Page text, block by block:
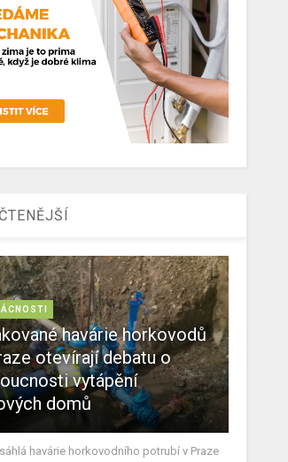
havárie horkovodů
otevírají debatu o
vytápění
domů
havárie horkovodního potrubí v Praze